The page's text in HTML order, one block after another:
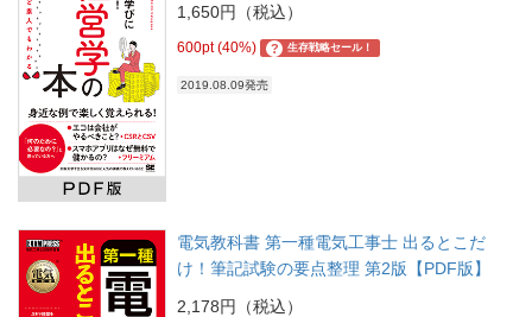
1,650円（税込）
600pt (40%) ? 生存戦略セール！
2019.08.09発売
電気教科書 第一種電気工事士 出るとこだ
け！筆記試験の要点整理 第2版【PDF版】
2,178円（税込）